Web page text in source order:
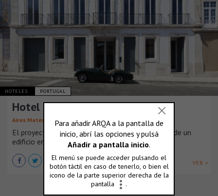
HOTELES PORTUGAL
Hotel Santa Clara
Aires Mateus
El proyecto de Santa Clara preveía la renovación de un
edificio en Lisboa.
VER +